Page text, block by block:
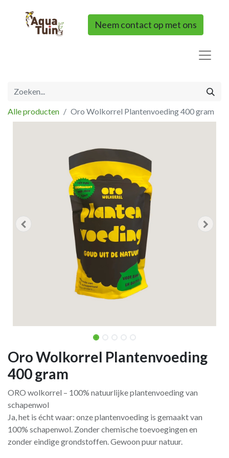
Neem contact op met ons
Alle producten Oro Wolkorrel Plantenvoeding 400 gram
Oro Wolkorrel Plantenvoeding
400 gram
ORO wolkorrel – 100% natuurlijke plantenvoeding van
schapenwol
Ja, het is écht waar: onze plantenvoeding is gemaakt van
100% schapenwol. Zonder chemische toevoegingen en
zonder eindige grondstoffen. Gewoon puur natuur.